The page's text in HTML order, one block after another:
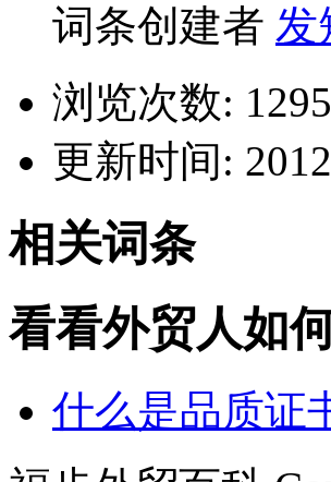
词条创建者 发
浏览次数:
更新时间:
相关词条
看看外贸人如
什么是品质证